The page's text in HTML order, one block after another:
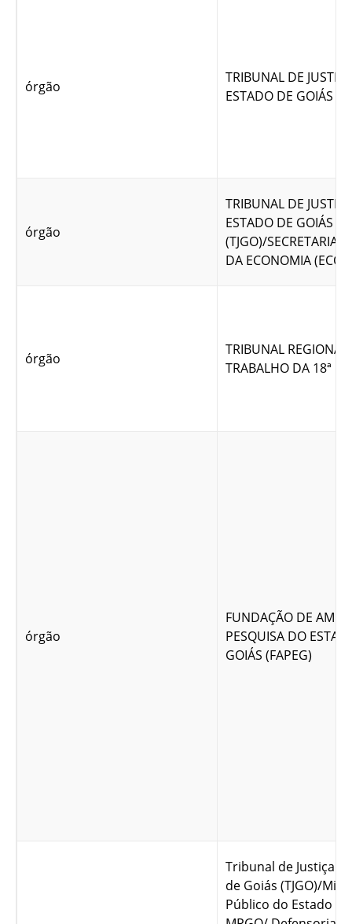
órgão
TRIBUNAL DE
ESTADO DE GOIÁS
órgão
TRIBUNAL DE
ESTADO DE GOIÁS
(TJGO)/SECRETARIA
DA ECONOMIA
órgão
TRIBUNAL
TRABALHO DA 18ª
órgão
FUNDAÇÃO DE
PESQUISA DO
GOIÁS (FAPEG)
Tribunal de Justiça
de Goiás (TJGO)/
Público do Estado